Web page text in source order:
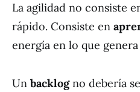
La agilidad no consiste
rápido. Consiste en
energía en lo que genera
Un backlogno debería